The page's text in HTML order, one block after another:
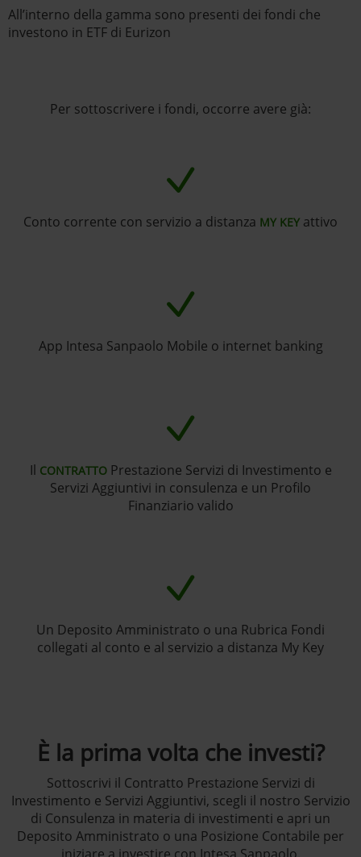
All’interno della gamma sono presenti dei fondi che
investono in ETF di Eurizon
Per sottoscrivere i fondi, occorre avere già:
Conto corrente con servizio a distanza MY KEY attivo
App Intesa Sanpaolo Mobile o internet banking
Il CONTRATTOPrestazione Servizi di Investimento e
Servizi Aggiuntivi in consulenza e un Profilo
Finanziario valido
Un Deposito Amministrato o una Rubrica Fondi
collegati al conto e al servizio a distanza My Key
È la prima volta che investi?
Sottoscrivi il Contratto Prestazione Servizi di
Investimento e Servizi Aggiuntivi, scegli il nostro Servizio
di Consulenza in materia di investimenti e apri un
Deposito Amministrato o una Posizione Contabile per